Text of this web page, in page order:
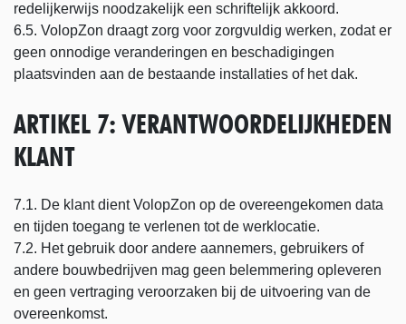
redelijkerwijs noodzakelijk een schriftelijk akkoord.
6.5. VolopZon draagt zorg voor zorgvuldig werken, zodat er
geen onnodige veranderingen en beschadigingen
plaatsvinden aan de bestaande installaties of het dak.
ARTIKEL 7: VERANTWOORDELIJKHEDEN
KLANT
7.1. De klant dient VolopZon op de overeengekomen data
en tijden toegang te verlenen tot de werklocatie.
7.2. Het gebruik door andere aannemers, gebruikers of
andere bouwbedrijven mag geen belemmering opleveren
en geen vertraging veroorzaken bij de uitvoering van de
overeenkomst.